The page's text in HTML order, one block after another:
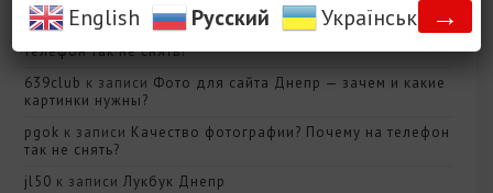
pjokkк записи
Качество фотографии? Почему на
телефон так не снять?
639club к записи Фото для сайта Днепр — зачем и какие
картинки нужны?
pgok к записи Качество фотографии? Почему на телефон
так не снять?
jl50 к записи Лукбук Днепр
English Русский Українська →